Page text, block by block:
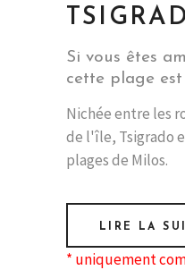
Si vous êtes
cette plage
Nichée entre les
de l'île, Tsigrado
plages de Milos.
LIRE LA
* uniquement